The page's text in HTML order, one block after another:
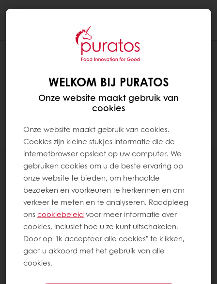
Filter
25items
WELKOM BIJ PURATOS
Onze website maakt gebruik van
cookies
Onze website maakt gebruik van cookies.
Cookies zijn kleine stukjes informatie die de
internetbrowser opslaat op uw computer. We
gebruiken cookies om u de beste ervaring op
onze website te bieden, om herhaalde
bezoeken en voorkeuren te herkennen en om
verkeer te meten en te analyseren. Raadpleeg
onscookiebeleid voor meer informatie over
cookies, inclusief hoe u ze kunt uitschakelen.
Door op "Ik accepteer alle cookies" te klikken,
gaat u akkoord met het gebruik van alle
cookies.